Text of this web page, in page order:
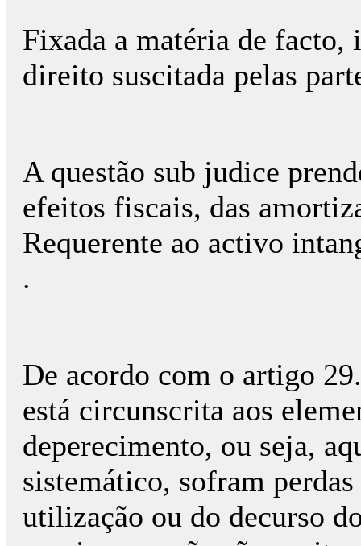
Fixada a matéria de facto,
direito suscitada pelas
A questão sub judice
efeitos fiscais, das
Requerente ao activo
.
De acordo com o artigo
está circunscrita aos
deperecimento, ou seja,
sistemático, sofram
utilização ou do decurso